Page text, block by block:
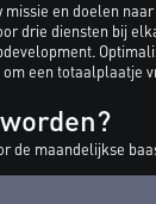
en doelen
drie diensten bij
een totaalplaatje
de maandelijkse